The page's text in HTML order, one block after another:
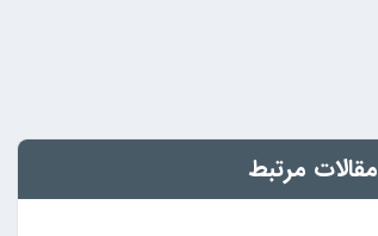
مقالات مرتبط